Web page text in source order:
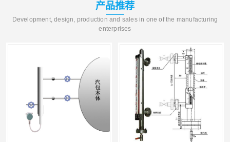
产品推荐
Development, design, production and sales in one of the manufacturing
enterprises